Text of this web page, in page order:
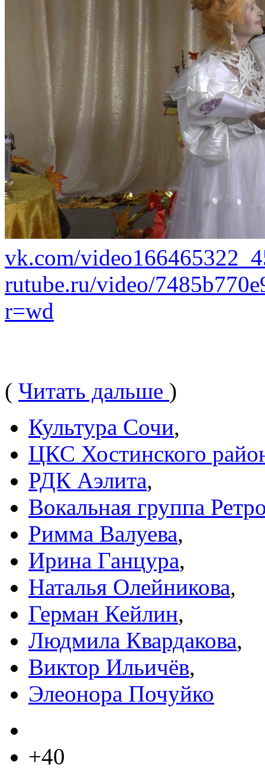
vk.com/
rutube.ru/video/
r=wd
( Читать дальше )
Культура Сочи,
ЦКС Хостинского
РДК Аэлита,
Вокальная группа
Римма Валуева,
Ирина Ганцура,
Наталья Олейникова,
Герман Кейлин,
Людмила Квардакова,
Виктор Ильичёв,
Элеонора Почуйко
+40